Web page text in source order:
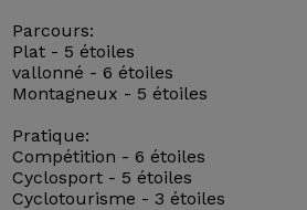
Parcours:
Plat - 5 étoiles
vallonné - 6 étoiles
Montagneux - 5 étoiles
Pratique:
Compétition - 6 étoiles
Cyclosport - 5 étoiles
Cyclotourisme - 3 étoiles